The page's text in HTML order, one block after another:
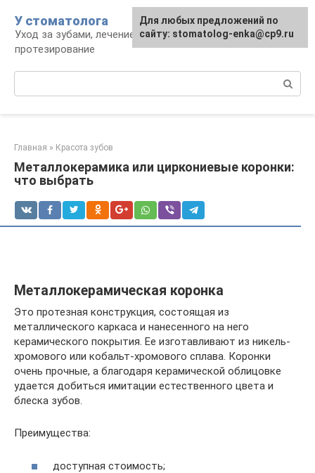
контенту
У стоматолога
Уход за зубами, лечение, удаление,
протезирование
Главная » Красота зубов
Металлокерамика или циркониевые коронки:
что выбрать
Металлокерамическая коронка
Это протезная конструкция, состоящая из
металлического каркаса и нанесенного на него
керамического покрытия. Ее изготавливают из никель-
хромового или кобальт-хромового сплава. Коронки
очень прочные, а благодаря керамической облицовке
удается добиться имитации естественного цвета и
блеска зубов.
Преимущества:
доступная стоимость;
Для любых предложений по
сайту: stomatolog-enka@cp9.ru